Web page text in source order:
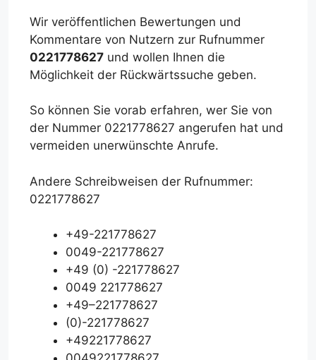
Wir veröffentlichen Bewertungen und
Kommentare von Nutzern zur Rufnummer
0221778627 und wollen Ihnen die
Möglichkeit der Rückwärtssuche geben.
So können Sie vorab erfahren, wer Sie von
der Nummer 0221778627 angerufen hat und
vermeiden unerwünschte Anrufe.
Andere Schreibweisen der Rufnummer:
0221778627
+49-221778627
0049-221778627
+49 (0) -221778627
0049 221778627
+49–221778627
(0)-221778627
+49221778627